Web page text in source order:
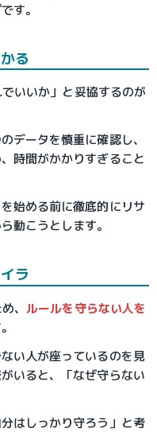
す。
る
いいか」と妥協するのが
データを慎重に確認し、
時間がかかりすぎること
始める前に徹底的にリサ
動こうとします。
ラ
、ルールを守らない人を
い人が座っているのを見
いると、「なぜ守らない
はしっかり守ろう」と考